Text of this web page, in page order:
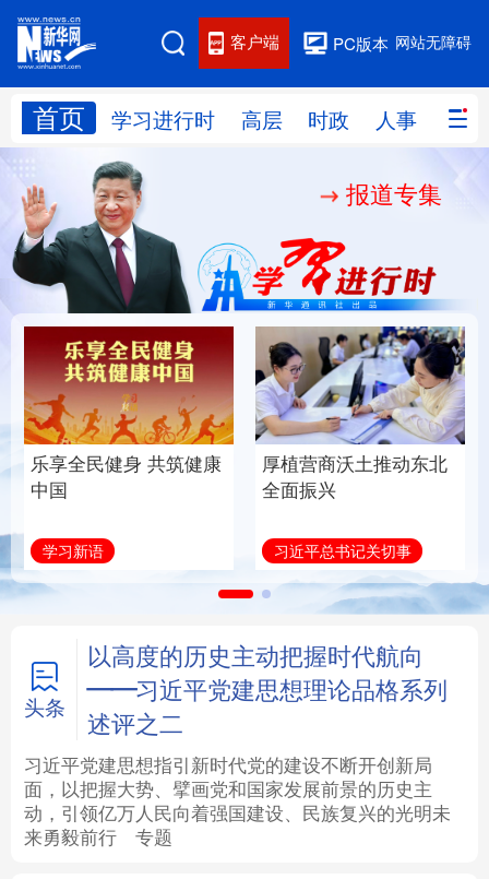
网站无障碍
PC版本
客户端
首页 学习进行时 高层 时政 人事 国际
网站地图
学习进行时 人事
国际 财经 网评
思客智库 全球连线 教育
科技 科创 量子 体育
文化 书画 健康 军事
访谈 视频 图片 政务
信息化 数字经济
学术中国 乡村振兴 银龄 溯源中国
城市 旅游 能源 会展
彩票 娱乐 时尚 悦读
公益 一带一路 亚太网 上市公司
报道专集
乐享全民健身 共筑健康
中国
学习新语
厚植营商沃土推动东北
全面振兴
习近平总书记关切事
头条
以高度的历史主动把握时代航向
——习近平党建思想理论品格系列
述评之二
习近平党建思想指引新时代党的建设不断开创新局
面，以把握大势、擘画党和国家发展前景的历史主
动，引领亿万人民向着强国建设、民族复兴的光明未
来勇毅前行
专题